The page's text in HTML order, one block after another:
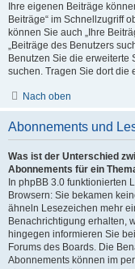
Ihre eigenen Beiträge
Beiträge“ im Schnellzugriff
können Sie auch „Ihre
„Beiträge des Benutzers
Benutzen Sie die erweiterte
suchen. Tragen Sie dort die
Nach oben
Abonnements und
Was ist der Unterschied
Abonnements für ein
In phpBB 3.0 funktionierten
Browsern: Sie bekamen
ähneln Lesezeichen mehr
Benachrichtigung erhalten,
hingegen informieren Sie
Forums des Boards. Die
Abonnements können im